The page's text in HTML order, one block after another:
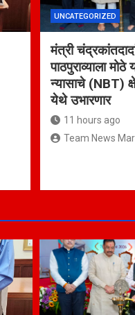
UNCATEGORIZED
मंत्री
पाठपुराव्याला
न्यासाचे (NBT)
येथे उभारणार
11 hours ago
Team News